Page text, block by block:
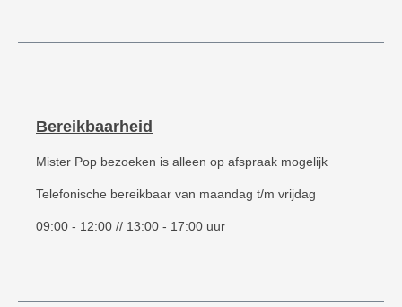
Bereikbaarheid
Mister Pop bezoeken is alleen op afspraak mogelijk
Telefonische bereikbaar van maandag t/m vrijdag
09:00 - 12:00 // 13:00 - 17:00 uur